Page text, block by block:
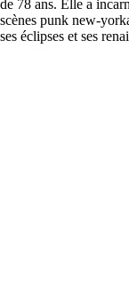
de 78 ans. Elle a
scènes punk new-
ses éclipses et ses